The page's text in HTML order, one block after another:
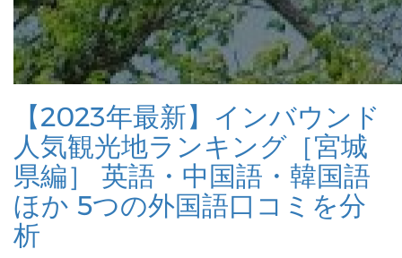
【2023年最新】インバウンド
人気観光地ランキング［宮城
県編］ 英語・中国語・韓国語
ほか 5つの外国語口コミを分
析